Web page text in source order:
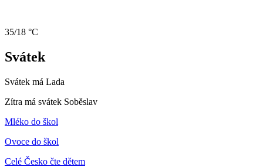
35/18 °C
Svátek
Svátek má Lada
Zítra má svátek Soběslav
Mléko do škol
Ovoce do škol
Celé Česko čte dětem